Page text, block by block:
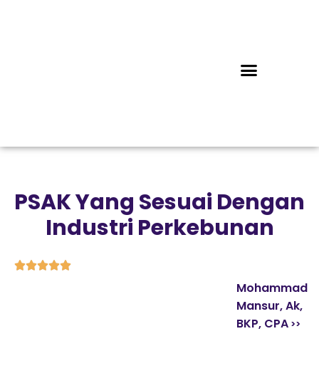
PSAK Yang Sesuai Dengan
Industri Perkebunan

Mohammad
Mansur, Ak,
BKP, CPA